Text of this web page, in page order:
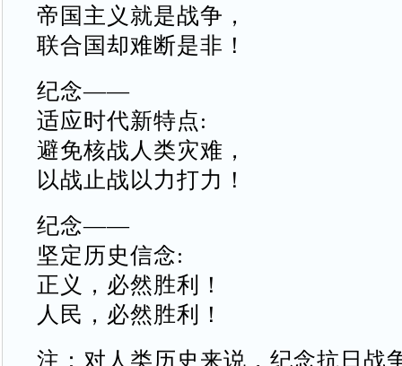
帝国主义就是战争，
联合国却难断是非！
纪念——
适应时代新特点:
避免核战人类灾难，
以战止战以力打力！
纪念——
坚定历史信念:
正义，必然胜利！
人民，必然胜利！
注：对人类历史来说，纪念抗日战